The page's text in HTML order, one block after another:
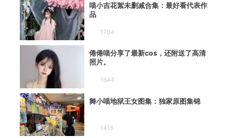
喵小吉花絮未删减合集：最好看代表作
品
1704
倦倦喵分享了最新cos，还附送了高清
照片。
1644
舞小喵地狱王女图集：独家原图集锦
1415